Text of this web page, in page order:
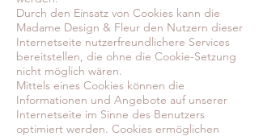
Durch den Einsatz von Cookies kann die
Madame Design & Fleur den Nutzern dieser
Internetseite nutzerfreundlichere Services
bereitstellen, die ohne die Cookie-Setzung
nicht möglich wären.
Mittels eines Cookies können die
Informationen und Angebote auf unserer
Internetseite im Sinne des Benutzers
optimiert werden. Cookies ermöglichen